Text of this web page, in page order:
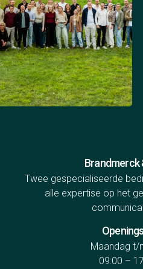
Brandmerck
Twee gespecialiseerde
alle expertise op het
Maandag t/
09:00 –